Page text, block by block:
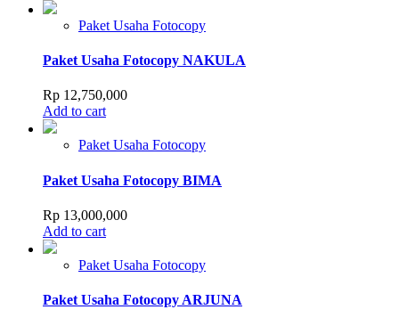
Paket Usaha Fotocopy
Paket Usaha Fotocopy NAKULA
Rp 12,750,000
Add to cart
Paket Usaha Fotocopy
Paket Usaha Fotocopy BIMA
Rp 13,000,000
Add to cart
Paket Usaha Fotocopy
Paket Usaha Fotocopy ARJUNA